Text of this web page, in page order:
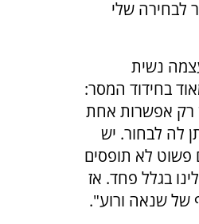
לבחירה שלי
נשית
בחידוד המסר:
רק אפשרות אחת
לה לבחור. יש
פשוט לא תופסים
בגלל פחד. אז
של שנאה ורוע".